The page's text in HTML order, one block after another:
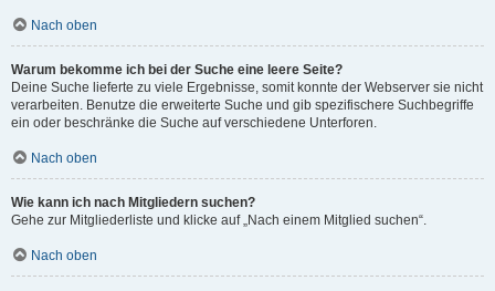
Nach oben
Warum bekomme ich bei der Suche eine leere Seite?
Deine Suche lieferte zu viele Ergebnisse, somit konnte der Webserver sie nicht
verarbeiten. Benutze die erweiterte Suche und gib spezifischere Suchbegriffe
ein oder beschränke die Suche auf verschiedene Unterforen.
Nach oben
Wie kann ich nach Mitgliedern suchen?
Gehe zur Mitgliederliste und klicke auf „Nach einem Mitglied suchen“.
Nach oben